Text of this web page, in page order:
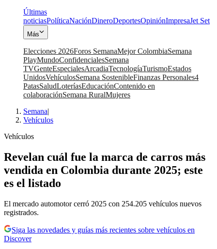
Últimas
noticiasPolíticaNaciónDineroDeportesOpiniónImpresaJet Set
Más
Elecciones 2026Foros SemanaMejor ColombiaSemana
PlayMundoConfidencialesSemana
TVGenteEspecialesArcadiaTecnologíaTurismoEstados
UnidosVehículosSemana SostenibleFinanzas Personales4
PatasSaludLoteríasEducaciónContenido en
colaboraciónSemana RuralMujeres
Semana|
Vehículos
Vehículos
Revelan cuál fue la marca de carros más
vendida en Colombia durante 2025; este
es el listado
El mercado automotor cerró 2025 con 254.205 vehículos nuevos
registrados.
Siga las novedades y guías más recientes sobre vehículos en
Discover